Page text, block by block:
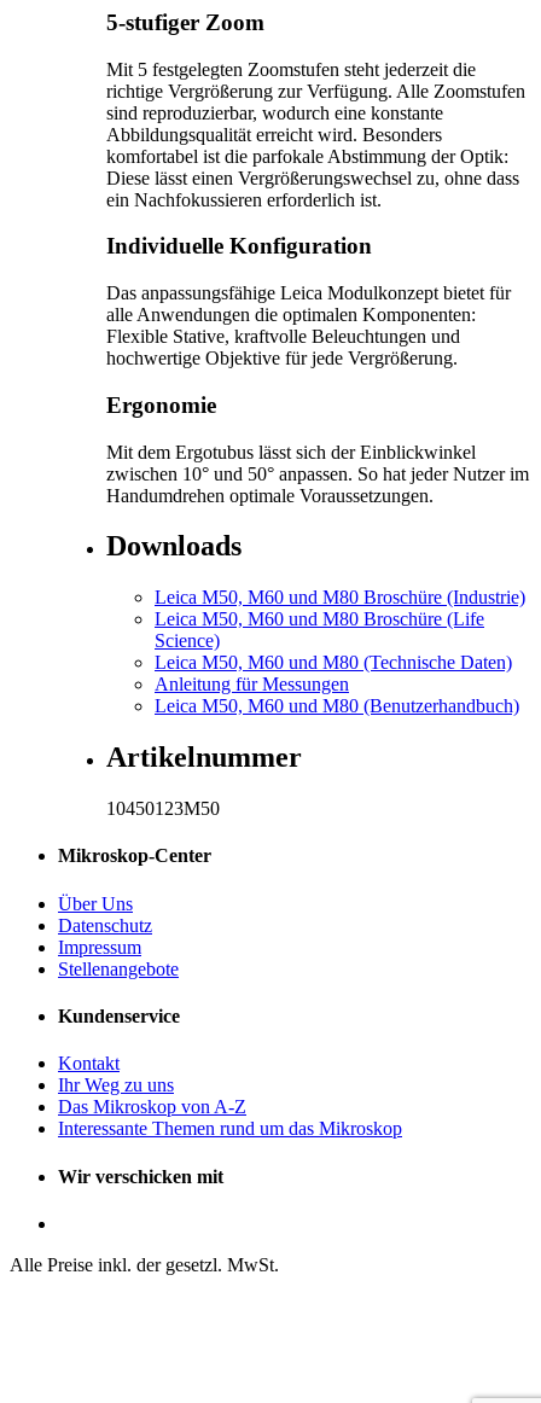
5-stufiger Zoom
Mit 5 festgelegten Zoomstufen steht jederzeit die
richtige Vergrößerung zur Verfügung. Alle Zoomstufen
sind reproduzierbar, wodurch eine konstante
Abbildungsqualität erreicht wird. Besonders
komfortabel ist die parfokale Abstimmung der Optik:
Diese lässt einen Vergrößerungswechsel zu, ohne dass
ein Nachfokussieren erforderlich ist.
Individuelle Konfiguration
Das anpassungsfähige Leica Modulkonzept bietet für
alle Anwendungen die optimalen Komponenten:
Flexible Stative, kraftvolle Beleuchtungen und
hochwertige Objektive für jede Vergrößerung.
Ergonomie
Mit dem Ergotubus lässt sich der Einblickwinkel
zwischen 10° und 50° anpassen. So hat jeder Nutzer im
Handumdrehen optimale Voraussetzungen.
Downloads
Leica M50, M60 und M80 Broschüre (Industrie)
Leica M50, M60 und M80 Broschüre (Life
Science)
Leica M50, M60 und M80 (Technische Daten)
Anleitung für Messungen
Leica M50, M60 und M80 (Benutzerhandbuch)
Artikelnummer
10450123M50
Mikroskop-Center
Über Uns
Datenschutz
Impressum
Stellenangebote
Kundenservice
Kontakt
Ihr Weg zu uns
Das Mikroskop von A-Z
Interessante Themen rund um das Mikroskop
Wir verschicken mit
Alle Preise inkl. der gesetzl. MwSt.